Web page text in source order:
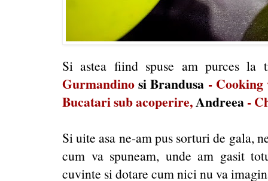
Si astea fiind spuse am purces
Gurmandinosi Brandusa - Cooking
Bucatari sub acoperire,Andreea-
Si uite asa ne-am pus sorturi de gala,
cum va spuneam, unde am gasit
cuvinte si dotare cum nici nu va